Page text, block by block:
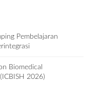
Pembelajaran
Biomedical
2026)